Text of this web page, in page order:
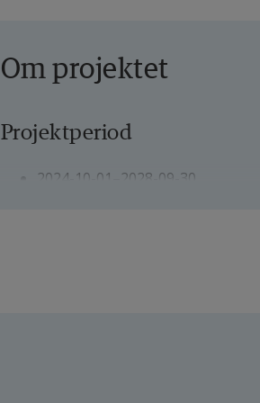
Om projektet
Projektperiod
2024-10-01–2028-09-30